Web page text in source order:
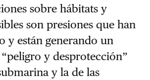
sobre hábitats y
son presiones que han
y están generando un
y desprotección”
y la de las